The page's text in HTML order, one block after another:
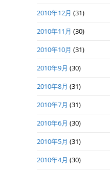
2010年12月 (31)
2010年11月 (30)
2010年10月 (31)
2010年9月 (30)
2010年8月 (31)
2010年7月 (31)
2010年6月 (30)
2010年5月 (31)
2010年4月 (30)